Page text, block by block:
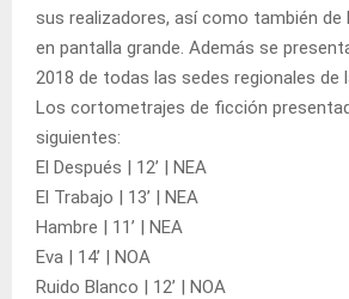
sus realizadores, así como también de
en pantalla grande. Además se
2018 de todas las sedes regionales de
Los cortometrajes de ficción
siguientes:
El Después | 12’ | NEA
El Trabajo | 13’ | NEA
Hambre | 11’ | NEA
Eva | 14’ | NOA
Ruido Blanco | 12’ | NOA